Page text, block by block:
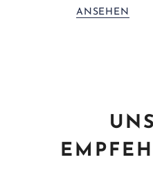
ANSEHEN